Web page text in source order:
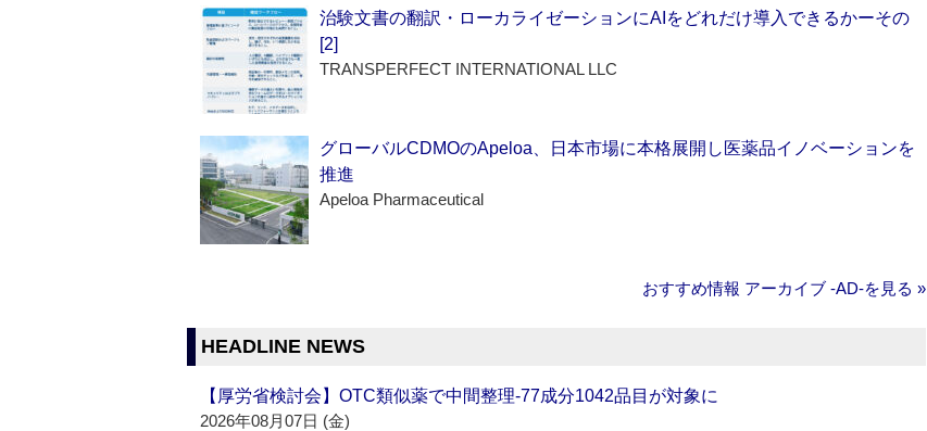
治験文書の翻訳・ローカライゼーションにAIをどれだけ導入できるかーその
[2]
TRANSPERFECT INTERNATIONAL LLC
グローバルCDMOのApeloa、日本市場に本格展開し医薬品イノベーションを
推進
Apeloa Pharmaceutical
おすすめ情報 アーカイブ ‐AD‐を見る »
HEADLINE NEWS
【厚労省検討会】OTC類似薬で中間整理‐77成分1042品目が対象に
2026年08月07日 (金)